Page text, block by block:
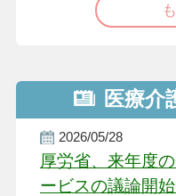
医療介
2026/05/28
厚労省、来年度
ービスの議論開